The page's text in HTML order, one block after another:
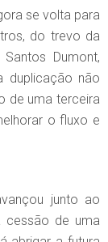
se volta para
do trevo da
Dumont,
duplicação não
de uma terceira
o fluxo e
junto ao
cessão de uma